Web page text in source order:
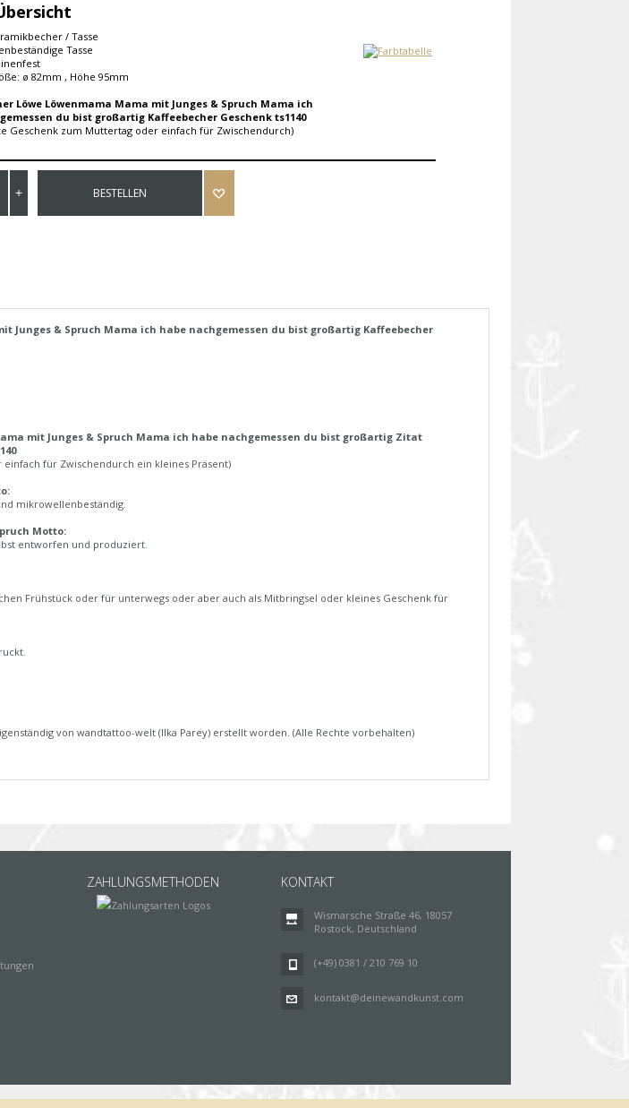
/ Tasse
Tasse
ø 82mm , Höhe 95mm
Löwe Löwenmama Mama mit Junges & Spruch Mama ich
du bist großartig Kaffeebecher Geschenk ts1140
Geschenk zum Muttertag oder einfach für Zwischendurch)
BESTELLEN
Junges & Spruch Mama ich habe nachgemessen du bist großartig Kaffeebecher
mit Junges & Spruch Mama ich habe nachgemessen du bist großartig Zitat
für Zwischendurch ein kleines Präsent)
mikrowellenbeständig.
Motto:
entworfen und produziert.
Frühstück oder für unterwegs oder aber auch als Mitbringsel oder kleines Geschenk für
von wandtattoo-welt (Ilka Parey) erstellt worden. (Alle Rechte vorbehalten)
ZAHLUNGSMETHODEN KONTAKT
Wismarsche Straße 46, 18057
Rostock, Deutschland
(+49) 0381 / 210 769 10
kontakt@deinewandkunst.com